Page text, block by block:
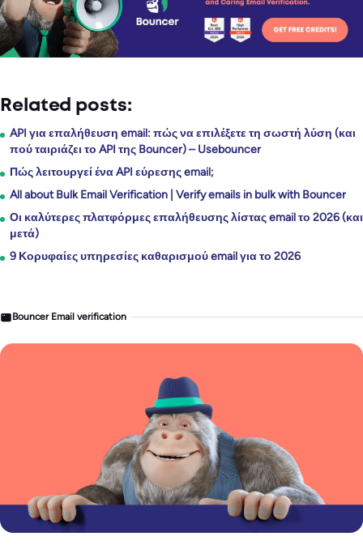
Related posts:
API για επαλήθευση email: πώς να επιλέξετε τη σωστή λύση (και
πού ταιριάζει το API της Bouncer) – Usebouncer
Πώς λειτουργεί ένα API εύρεσης email;
All about Bulk Email Verification | Verify emails in bulk with Bouncer
Οι καλύτερες πλατφόρμες επαλήθευσης λίστας email το 2026 (και
μετά)
9 Κορυφαίες υπηρεσίες καθαρισμού email για το 2026
Bouncer Email verification